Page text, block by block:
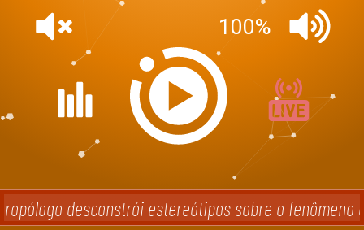
desconstrói estereótipos sobre o fenômeno
100%